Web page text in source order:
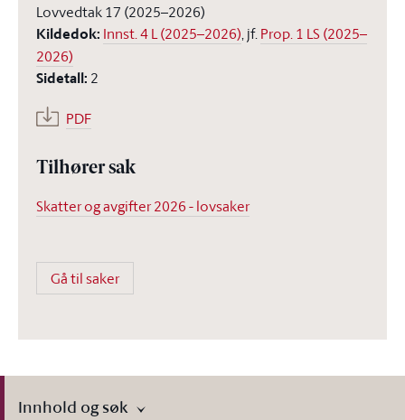
Lovvedtak 17 (2025–2026)
Kildedok: Innst. 4 L (2025–2026), jf.Prop. 1 LS (2025–
2026)
Sidetall: 2
PDF
Tilhører sak
Skatter og avgifter 2026 - lovsaker
Gå til saker
Innhold og søk